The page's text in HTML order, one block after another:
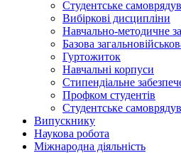
Студентське
Вибіркові дисципліни
Навчально-методичне
Базова
Гуртожиток
Навчальні корпуси
Стипендіальне
Профком студентів
Студентське
Випускнику
Наукова робота
Міжнародна діяльність